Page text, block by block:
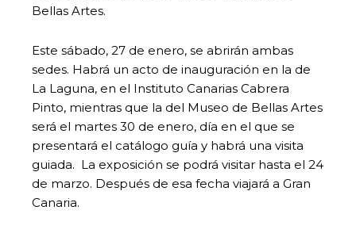
Bellas Artes.
Este sábado, 27 de enero, se abrirán ambas
sedes. Habrá un acto de inauguración en la de
La Laguna, en el Instituto Canarias Cabrera
Pinto, mientras que la del Museo de Bellas Artes
será el martes 30 de enero, día en el que se
presentará el catálogo guía y habrá una visita
guiada. La exposición se podrá visitar hasta el 24
de marzo. Después de esa fecha viajará a Gran
Canaria.